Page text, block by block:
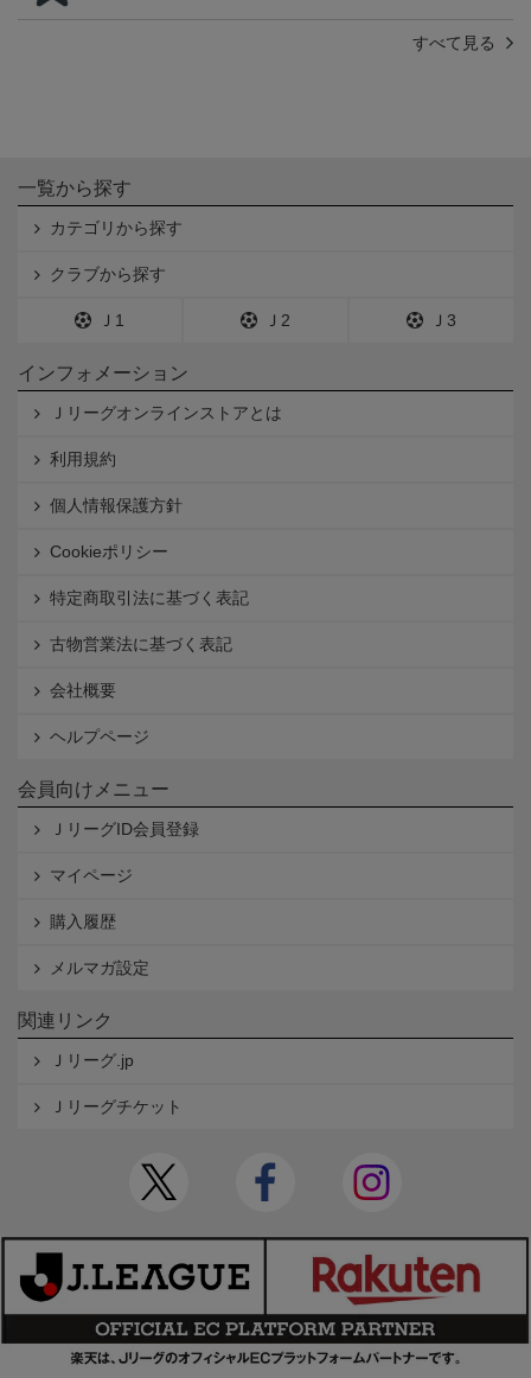
すべて見る
一覧から探す
カテゴリから探す
クラブから探す
Ｊ1 Ｊ2 Ｊ3
インフォメーション
Ｊリーグオンラインストアとは
利用規約
個人情報保護方針
Cookieポリシー
特定商取引法に基づく表記
古物営業法に基づく表記
会社概要
ヘルプページ
会員向けメニュー
ＪリーグID会員登録
マイページ
購入履歴
メルマガ設定
関連リンク
Ｊリーグ.jp
Ｊリーグチケット